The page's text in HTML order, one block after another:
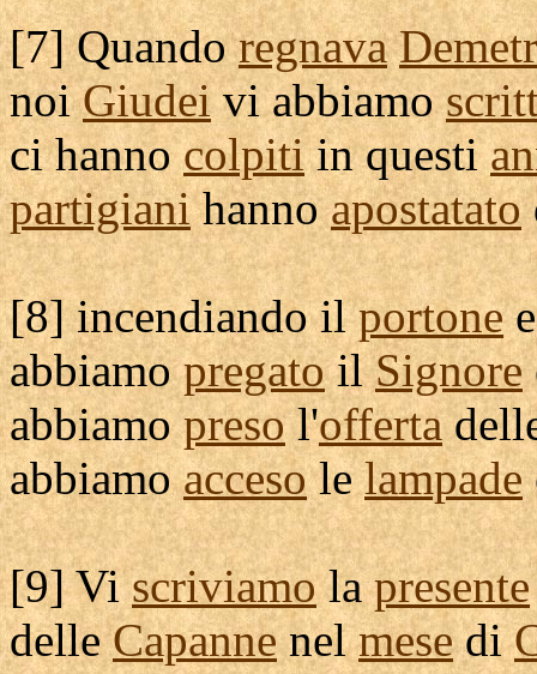
[7] Quandoregnava
noiGiudeivi abbiamo
ci hannocolpitiin questi
partigianihannoapostatato
[8]incendiandoilportone
abbiamopregatoilSignore
abbiamopresol'offerta
abbiamoaccesolelampade
[9] Viscriviamolapresente
delleCapannenelmesedi